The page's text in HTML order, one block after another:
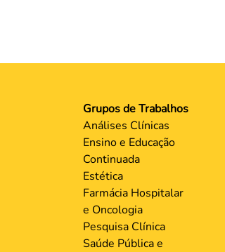
Grupos de Trabalhos
Análises Clínicas
Ensino e Educação
Continuada
Estética
Farmácia Hospitalar
e Oncologia
Pesquisa Clínica
Saúde Pública e